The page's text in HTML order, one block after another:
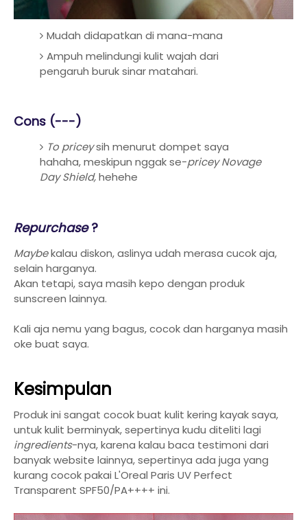
Mudah didapatkan di mana-mana
Ampuh melindungi kulit wajah dari
pengaruh buruk sinar matahari.
Cons (---)
To priceysih menurut dompet saya
hahaha, meskipun nggak se-pricey Novage
Day Shield,hehehe
Repurchase?
Maybekalau diskon, aslinya udah merasa cucok aja,
selain harganya.
Akan tetapi, saya masih kepo dengan produk
sunscreen lainnya.
Kali aja nemu yang bagus, cocok dan harganya masih
oke buat saya.
Kesimpulan
Produk ini sangat cocok buat kulit kering kayak saya,
untuk kulit berminyak, sepertinya kudu diteliti lagi
ingredients-nya, karena kalau baca testimoni dari
banyak website lainnya, sepertinya ada juga yang
kurang cocok pakai L'Oreal Paris UV Perfect
Transparent SPF50/PA++++ ini.